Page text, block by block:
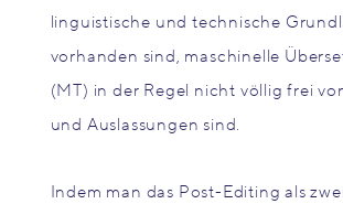
linguistische und technische
vorhanden sind, maschinelle
(MT) in der Regel nicht völlig frei
und Auslassungen sind.
Indem man das Post-Editing als